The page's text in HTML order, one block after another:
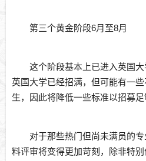
第三个黄金阶段6月至8月
这个阶段基本上已进入英国
英国大学已经招满，但可能有一
生，因此将降低一些标准以招募足
对于那些热门但尚未满员的
料评审将变得更加苛刻，除非特